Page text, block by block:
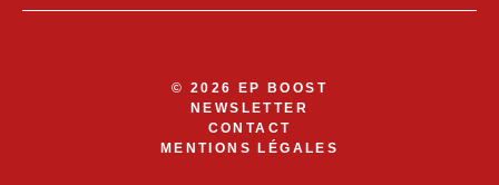
© 2026 EP BOOST
NEWSLETTER
CONTACT
MENTIONS LÉGALES